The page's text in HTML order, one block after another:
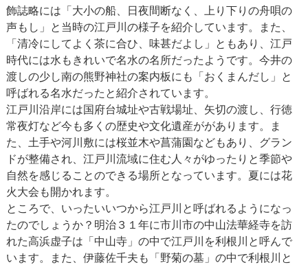
飾誌略には「大小の船、日夜間断なく、上り下りの舟唄の
声もし」と当時の江戸川の様子を紹介しています。また、
「清冷にしてよく茶に合ひ、味甚だよし」ともあり、江戸
時代には水もきれいで名水の名所だったようです。今井の
渡しの少し南の熊野神社の案内板にも「おくまんだし」と
呼ばれる名水だったと紹介されています。
江戸川沿岸には国府台城址や古戦場址、矢切の渡し、行徳
常夜灯など今も多くの歴史や文化遺産ががあります。ま
た、土手や河川敷には桜並木や菖蒲園などもあり、グラン
ドが整備され、江戸川流域に住む人々がゆったりと季節や
自然を感じることのできる場所となっています。夏には花
火大会も開かれます。
ところで、いったいいつから江戸川と呼ばれるようになっ
たのでしょうか？明治３１年に市川市の中山法華経寺を訪
れた高浜虚子は「中山寺」の中で江戸川を利根川と呼んで
います。また、伊藤佐千夫も「野菊の墓」の中で利根川と